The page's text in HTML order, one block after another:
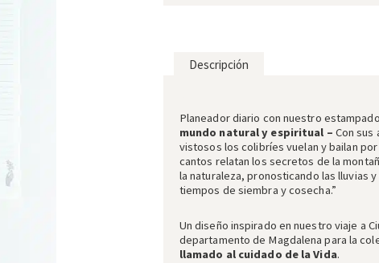
Descripción
Planeador diario con nuestro estampado
mundo natural y espiritual – Con sus
vistosos los colibríes vuelan y bailan
cantos relatan los secretos de la
la naturaleza, pronosticando las lluvias
tiempos de siembra y cosecha.”
Un diseño inspirado en nuestro viaje a
departamento de Magdalena para la
llamado al cuidado de la Vida.